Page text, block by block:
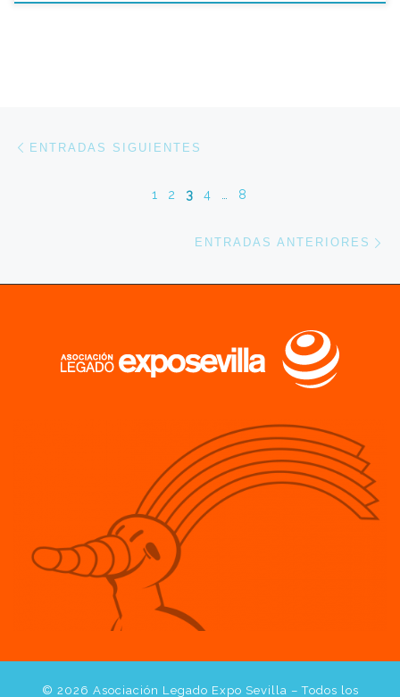
Navegación de entradas
ENTRADAS SIGUIENTES
1 2 3 4 8
ENTRADAS ANTERIORES
© 2026 Asociación Legado Expo Sevilla – Todos los